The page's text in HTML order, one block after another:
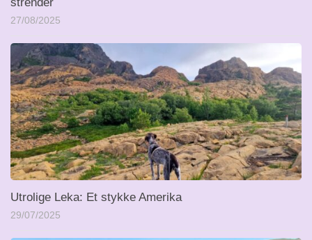
27/08/2025
Utrolige Leka: Et stykke Amerika
29/07/2025